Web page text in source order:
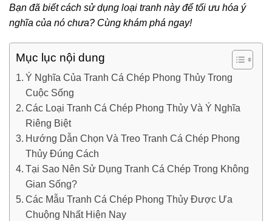
Bạn đã biết cách sử dụng loại tranh này để tối ưu hóa ý
nghĩa của nó chưa? Cùng khám phá ngay!
Mục lục nội dung
Ý Nghĩa Của Tranh Cá Chép Phong Thủy Trong
Cuộc Sống
Các Loại Tranh Cá Chép Phong Thủy Và Ý Nghĩa
Riêng Biệt
Hướng Dẫn Chọn Và Treo Tranh Cá Chép Phong
Thủy Đúng Cách
Tại Sao Nên Sử Dụng Tranh Cá Chép Trong Không
Gian Sống?
Các Mẫu Tranh Cá Chép Phong Thủy Được Ưa
Chuộng Nhất Hiện Nay